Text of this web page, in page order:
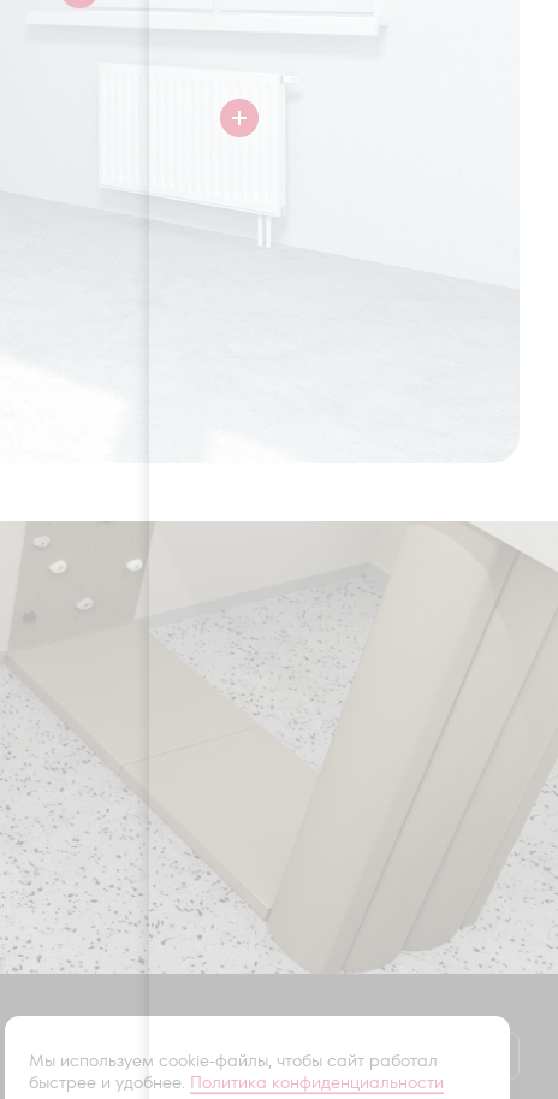
Оставить заявку
Мы используем cookie-файлы, чтобы сайт работал
быстрее и удобнее. Политика конфиденциальности